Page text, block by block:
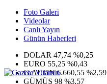
Foto Galeri
Videolar
Canlı Yayın
Günün Haberleri
DOLAR 47,74 %0,25
EURO 55,25 %0,43
G.ALTIN6.660,55 %2,59
GÜMÜŞ 98 %3,57